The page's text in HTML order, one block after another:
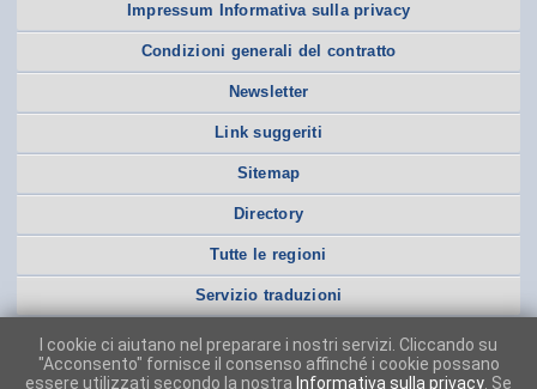
Impressum Informativa sulla privacy
Condizioni generali del contratto
Newsletter
Link suggeriti
Sitemap
Directory
Tutte le regioni
Servizio traduzioni
I cookie ci aiutano nel preparare i nostri servizi. Cliccando su
"Acconsento" fornisce il consenso affinché i cookie possano
essere utilizzati secondo la nostra Informativa sulla privacy . Se